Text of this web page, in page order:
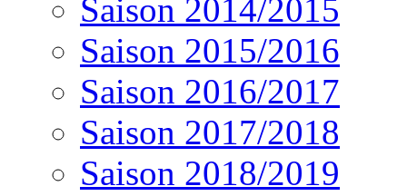
Saison 2014/2015
Saison 2015/2016
Saison 2016/2017
Saison 2017/2018
Saison 2018/2019